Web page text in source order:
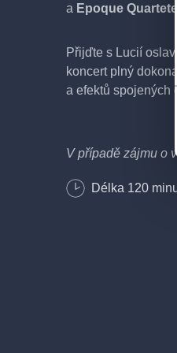
a Epoque
Přijďte s Lucií
koncert plný
a efektů
V případě zájmu o
Netýká se všech
Délka 120